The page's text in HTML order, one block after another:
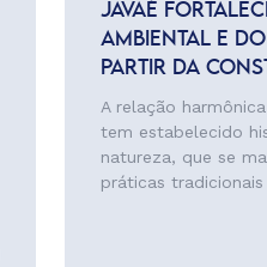
JAVAÉ
AMBIENTAL E
PARTIR DA
A relação
tem estabelecido
natureza, que se
práticas